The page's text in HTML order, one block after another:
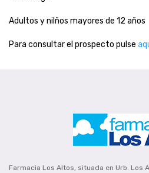
Adultos y nilños mayores de 12 años
Para consultar el prospecto pulse
Farmacia Los Altos, situada en Urb. Los